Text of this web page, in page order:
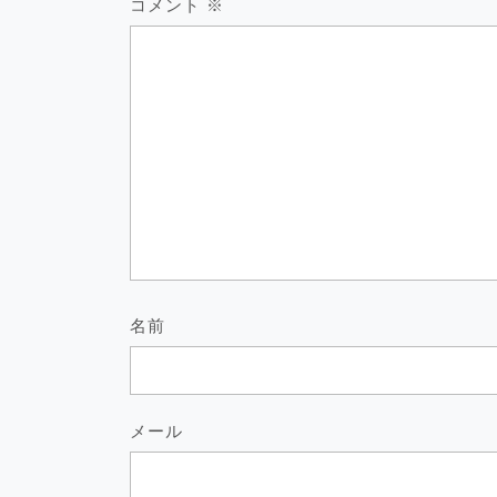
ン
コメント ※
名前
メール